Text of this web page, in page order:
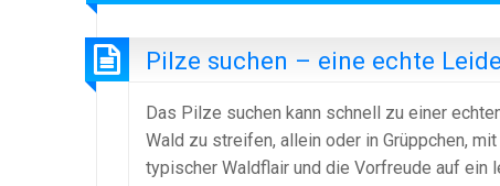
Pilze suchen – eine echte
Das Pilze suchen kann schnell zu einer
Wald zu streifen, allein oder in Grüppchen,
typischer Waldflair und die Vorfreude auf ein